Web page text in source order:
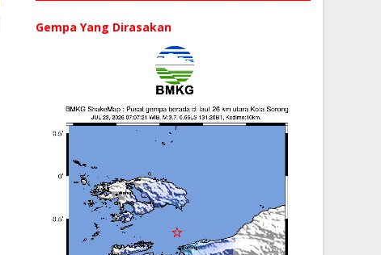
Gempa Yang Dirasakan